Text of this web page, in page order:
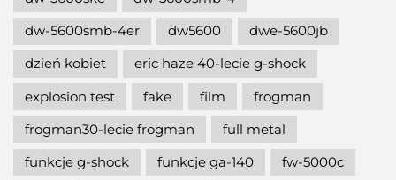
dw-5600smb-4er
dw5600
dwe-5600jb
dzień kobiet
eric haze 40-lecie g-shock
explosion test
fake film
frogman
frogman30-lecie frogman
full metal
funkcje g-shock
funkcje ga-140
fw-5000c